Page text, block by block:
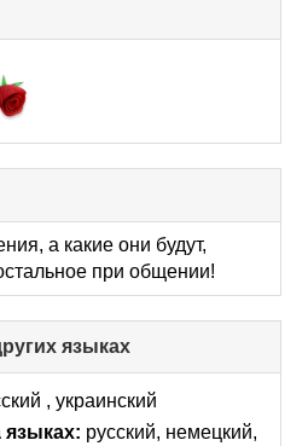
а какие они будут,
при общении!
языках
to
collapse
contents
, украинский
языках: русский, немецкий,